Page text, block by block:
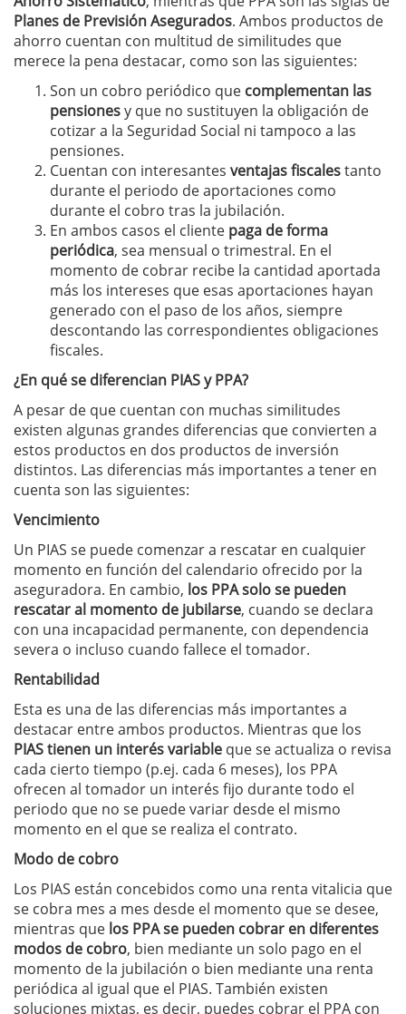
Planes de Previsión Asegurados. Ambos productos de
ahorro cuentan con multitud de similitudes que
merece la pena destacar, como son las siguientes:
Son un cobro periódico que complementan las
pensionesy que no sustituyen la obligación de
cotizar a la Seguridad Social ni tampoco a las
pensiones.
Cuentan con interesantes ventajas fiscalestanto
durante el periodo de aportaciones como
durante el cobro tras la jubilación.
En ambos casos el cliente paga de forma
periódica, sea mensual o trimestral. En el
momento de cobrar recibe la cantidad aportada
más los intereses que esas aportaciones hayan
generado con el paso de los años, siempre
descontando las correspondientes obligaciones
fiscales.
¿En qué se diferencian PIAS y PPA?
A pesar de que cuentan con muchas similitudes
existen algunas grandes diferencias que convierten a
estos productos en dos productos de inversión
distintos. Las diferencias más importantes a tener en
cuenta son las siguientes:
Vencimiento
Un PIAS se puede comenzar a rescatar en cualquier
momento en función del calendario ofrecido por la
aseguradora. En cambio, los PPA solo se pueden
rescatar al momento de jubilarse, cuando se declara
con una incapacidad permanente, con dependencia
severa o incluso cuando fallece el tomador.
Rentabilidad
Esta es una de las diferencias más importantes a
destacar entre ambos productos. Mientras que los
PIAS tienen un interés variable que se actualiza o revisa
cada cierto tiempo (p.ej. cada 6 meses), los PPA
ofrecen al tomador un interés fijo durante todo el
periodo que no se puede variar desde el mismo
momento en el que se realiza el contrato.
Modo de cobro
Los PIAS están concebidos como una renta vitalicia que
se cobra mes a mes desde el momento que se desee,
mientras que los PPA se pueden cobrar en diferentes
modos de cobro, bien mediante un solo pago en el
momento de la jubilación o bien mediante una renta
periódica al igual que el PIAS. También existen
soluciones mixtas, es decir, puedes cobrar el PPA con